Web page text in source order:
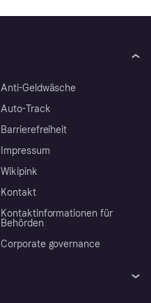
Anti-Geldwäsche
Auto-Track
Barrierefreiheit
Impressum
Wikipink
Kontakt
Kontaktinformationen für
Behörden
Corporate governance